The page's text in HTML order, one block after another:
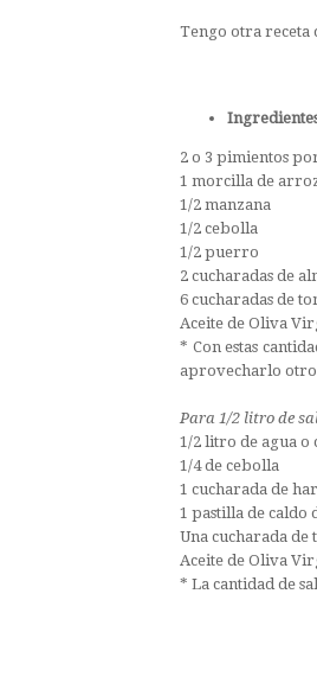
Tengo otra receta
2 o 3 pimientos
1 morcilla de
1/2 manzana
1/2 cebolla
1/2 puerro
2 cucharadas de
6 cucharadas de
Aceite de Oliva
* Con estas
aprovecharlo otro
Para 1/2 litro de
1/2 litro de agua o
1/4 de cebolla
1 cucharada de
1 pastilla de caldo
Una cucharada de
Aceite de Oliva
* La cantidad de